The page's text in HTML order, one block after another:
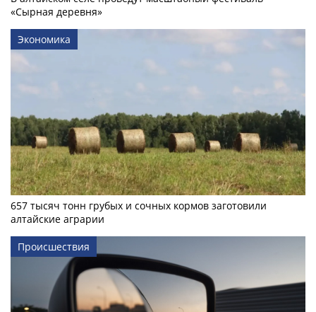
«Сырная деревня»
Экономика
657 тысяч тонн грубых и сочных кормов заготовили
алтайские аграрии
Происшествия